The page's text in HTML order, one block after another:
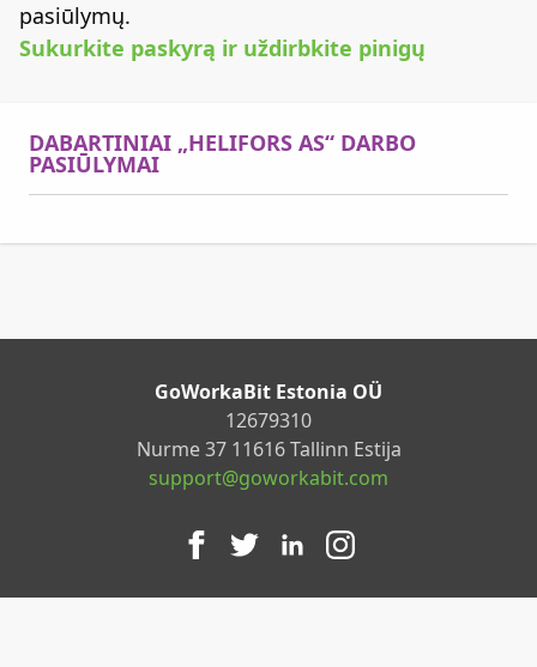
pasiūlymų.
Sukurkite paskyrą ir uždirbkite pinigų
DABARTINIAI „HELIFORS AS“ DARBO
PASIŪLYMAI
GoWorkaBit Estonia OÜ
12679310
Nurme 37 11616 Tallinn Estija
support@goworkabit.com